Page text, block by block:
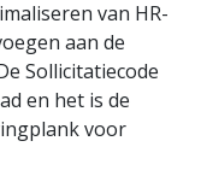
van HR-
aan de
Sollicitatiecode
en het is de
voor